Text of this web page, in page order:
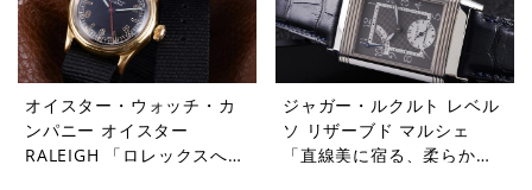
オイスター・ウォッチ・カ
ンパニー オイスター
RALEIGH 「ロレックスへと
ジャガー・ルクルト レベル
ソ リザーブド マルシェ
「直線美に宿る、柔らかな